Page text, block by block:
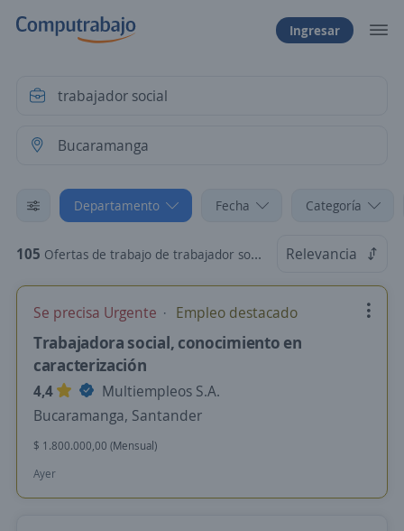
Ingresar
Departamento Fecha Categoría
105 Ofertas de trabajo de trabajador social en Bucaramanga, Santander Relevancia
Se precisa Urgente Empleo destacado
Trabajadora social, conocimiento en
caracterización
4,4
Multiempleos S.A.
Bucaramanga, Santander
$ 1.800.000,00 (Mensual)
Ayer